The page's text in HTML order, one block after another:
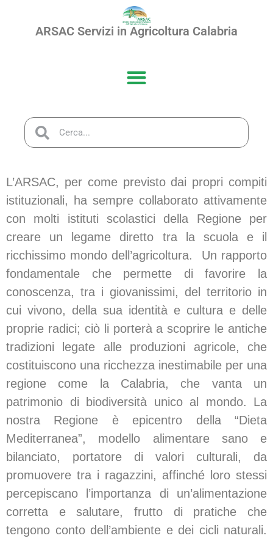
ARSAC Servizi in Agricoltura Calabria
L’ARSAC, per come previsto dai propri compiti
istituzionali, ha sempre collaborato attivamente
con molti istituti scolastici della Regione per
creare un legame diretto tra la scuola e il
ricchissimo mondo dell’agricoltura. Un rapporto
fondamentale che permette di favorire la
conoscenza, tra i giovanissimi, del territorio in
cui vivono, della sua identità e cultura e delle
proprie radici; ciò li porterà a scoprire le antiche
tradizioni legate alle produzioni agricole, che
costituiscono una ricchezza inestimabile per una
regione come la Calabria, che vanta un
patrimonio di biodiversità unico al mondo. La
nostra Regione è epicentro della “Dieta
Mediterranea”, modello alimentare sano e
bilanciato, portatore di valori culturali, da
promuovere tra i ragazzini, affinché loro stessi
percepiscano l’importanza di un’alimentazione
corretta e salutare, frutto di pratiche che
tengono conto dell’ambiente e dei cicli naturali.